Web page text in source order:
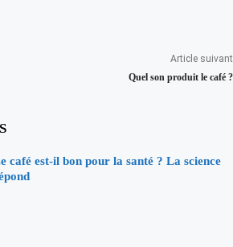
Article suivant
Quel son produit le café ?
café est-il bon pour la santé ? La science